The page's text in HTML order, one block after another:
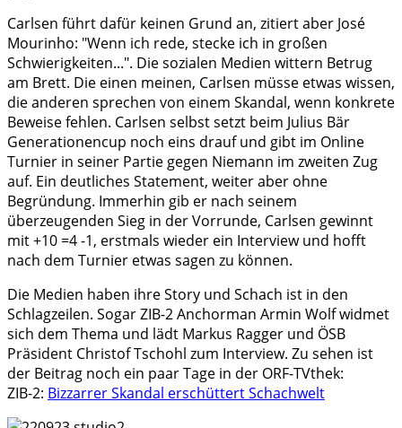
Carlsen führt dafür keinen Grund an, zitiert aber José
Mourinho: "Wenn ich rede, stecke ich in großen
Schwierigkeiten...". Die sozialen Medien wittern Betrug
am Brett. Die einen meinen, Carlsen müsse etwas wissen,
die anderen sprechen von einem Skandal, wenn konkrete
Beweise fehlen. Carlsen selbst setzt beim Julius Bär
Generationencup noch eins drauf und gibt im Online
Turnier in seiner Partie gegen Niemann im zweiten Zug
auf. Ein deutliches Statement, weiter aber ohne
Begründung. Immerhin gib er nach seinem
überzeugenden Sieg in der Vorrunde, Carlsen gewinnt
mit +10 =4 -1, erstmals wieder ein Interview und hofft
nach dem Turnier etwas sagen zu können.
Die Medien haben ihre Story und Schach ist in den
Schlagzeilen. Sogar ZIB-2 Anchorman Armin Wolf widmet
sich dem Thema und lädt Markus Ragger und ÖSB
Präsident Christof Tschohl zum Interview. Zu sehen ist
der Beitrag noch ein paar Tage in der ORF-TVthek:
ZIB-2: Bizzarrer Skandal erschüttert Schachwelt